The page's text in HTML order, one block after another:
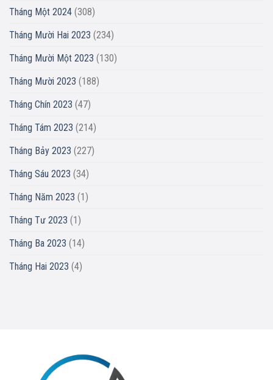
Tháng Một 2024 (308)
Tháng Mười Hai 2023 (234)
Tháng Mười Một 2023 (130)
Tháng Mười 2023 (188)
Tháng Chín 2023 (47)
Tháng Tám 2023 (214)
Tháng Bảy 2023 (227)
Tháng Sáu 2023 (34)
Tháng Năm 2023 (1)
Tháng Tư 2023 (1)
Tháng Ba 2023 (14)
Tháng Hai 2023 (4)